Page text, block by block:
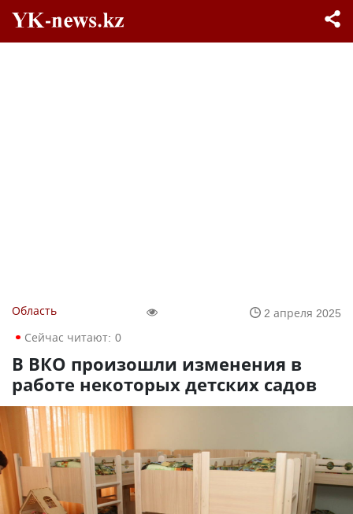
Область
2 апреля 2025
Сейчас читают: 0
В ВКО произошли изменения в
работе некоторых детских садов